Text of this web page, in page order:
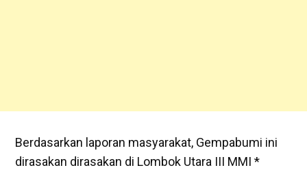
Berdasarkan laporan masyarakat, Gempabumi ini
dirasakan dirasakan di Lombok Utara III MMI *